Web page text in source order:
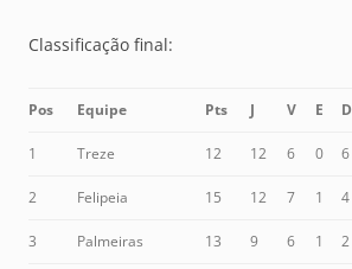
Classificação final:
Pos Equipe Pts J V E D
1 Treze 12 12 6 0 6
2 Felipeia 15 12 7 1 4
3 Palmeiras 13 9 6 1 2